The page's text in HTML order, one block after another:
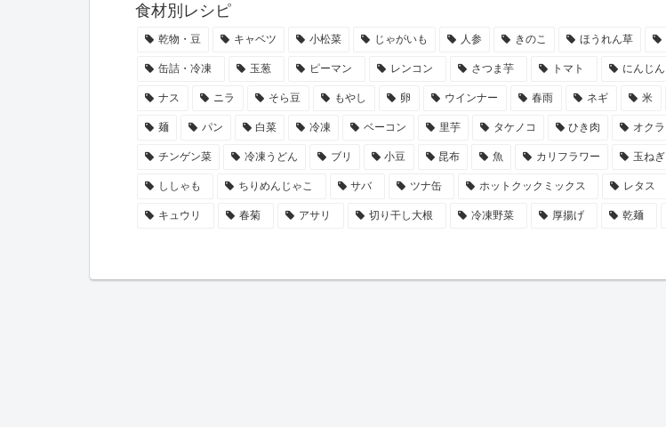
食材別レシピ
乾物・豆 キャベツ 小松菜 じゃがいも 人参 きのこ ほうれん草
缶詰・冷凍 玉葱 ピーマン レンコン さつま芋 トマト にんじん
ナス ニラ そら豆 もやし 卵 ウインナー 春雨 ネギ 米
麺 パン 白菜 冷凍 ベーコン 里芋 タケノコ ひき肉 オクラ
チンゲン菜 冷凍うどん ブリ 小豆 昆布 魚 カリフラワー 玉ねぎ
ししゃも ちりめんじゃこ サバ ツナ缶 ホットクックミックス レタス
キュウリ 春菊 アサリ 切り干し大根 冷凍野菜 厚揚げ 乾麺